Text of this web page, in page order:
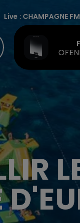
Live : CHAMPAGNE FM